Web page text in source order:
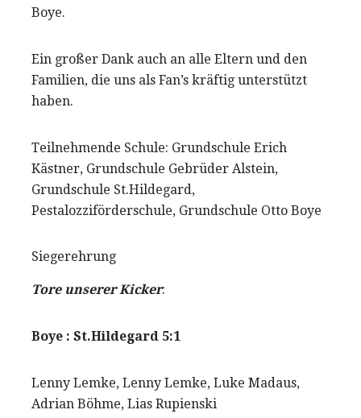
Boye.
Ein großer Dank auch an alle Eltern und den
Familien, die uns als Fan’s kräftig unterstützt
haben.
Teilnehmende Schule: Grundschule Erich
Kästner, Grundschule Gebrüder Alstein,
Grundschule St.Hildegard,
Pestalozziförderschule, Grundschule Otto Boye
Siegerehrung
Tore unserer Kicker:
Boye : St.Hildegard 5:1
Lenny Lemke, Lenny Lemke, Luke Madaus,
Adrian Böhme, Lias Rupienski